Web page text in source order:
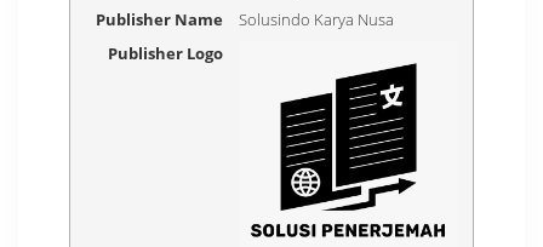
Publisher Name
Solusindo Karya Nusa
Publisher Logo